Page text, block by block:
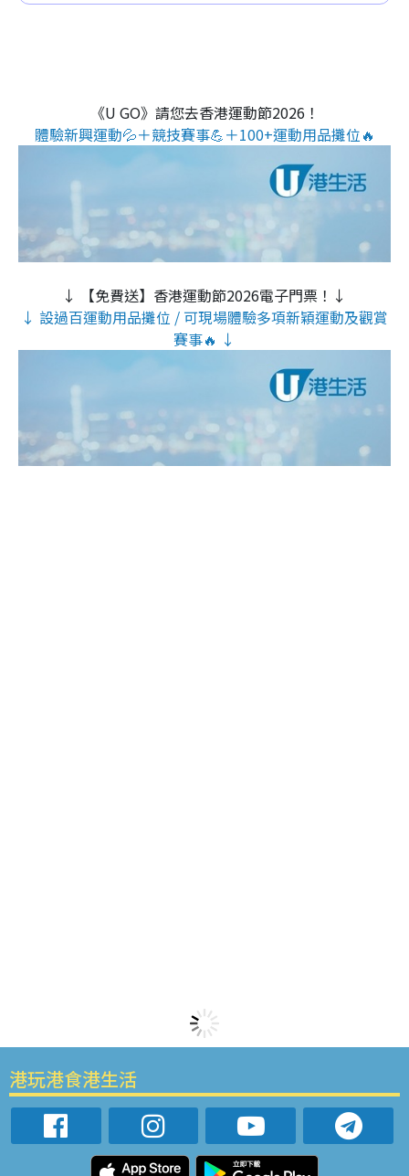
《U GO》請您去香港運動節2026！
體驗新興運動💦＋競技賽事💪＋100+運動用品攤位🔥
↓ 【免費送】香港運動節2026電子門票！↓
↓ 設過百運動用品攤位 / 可現場體驗多項新穎運動及觀賞
賽事🔥 ↓
港玩港食港生活